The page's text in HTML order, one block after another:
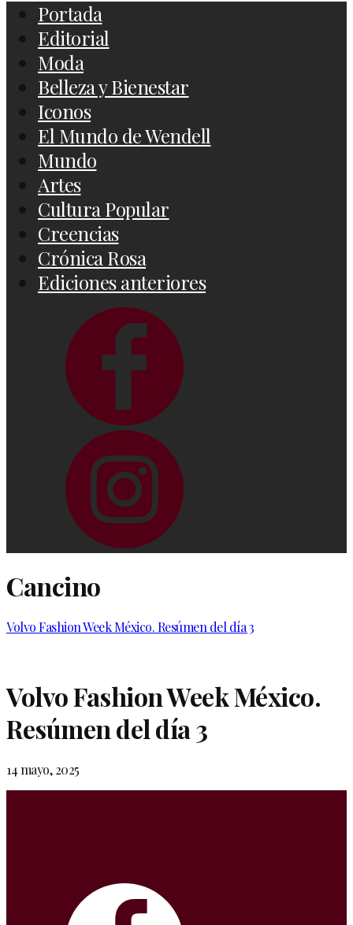
Portada
Editorial
Moda
Belleza y Bienestar
Iconos
El Mundo de Wendell
Mundo
Artes
Cultura Popular
Creencias
Crónica Rosa
Ediciones anteriores
Cancino
Volvo Fashion Week México. Resúmen del día 3
Volvo Fashion Week México.
Resúmen del día 3
14 mayo, 2025